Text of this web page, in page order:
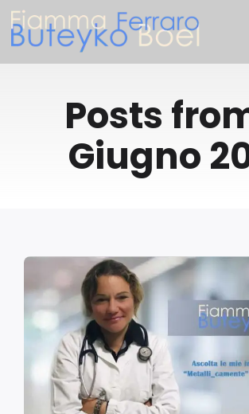
Posts
Giugno